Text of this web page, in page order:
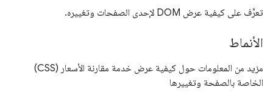
تعرَّف على كيفية عرض DOM لإحدى الصفحات وتغييره.
الأنماط
مزيد من المعلومات حول كيفية عرض خدمة مقارنة الأسعار (CSS)
الخاصة بالصفحة وتغييرها